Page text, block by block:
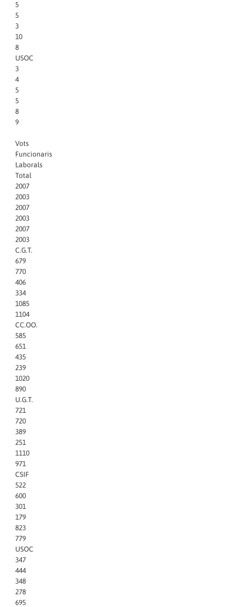
5
5
3
10
8
USOC
3
4
5
5
8
9
Vots
Funcionaris
Laborals
Total
2007
2003
2007
2003
2007
2003
C.G.T.
679
770
406
334
1085
1104
CC.OO.
585
651
435
239
1020
890
U.G.T.
721
720
389
251
1110
971
CSIF
522
600
301
179
823
779
USOC
347
444
348
278
695